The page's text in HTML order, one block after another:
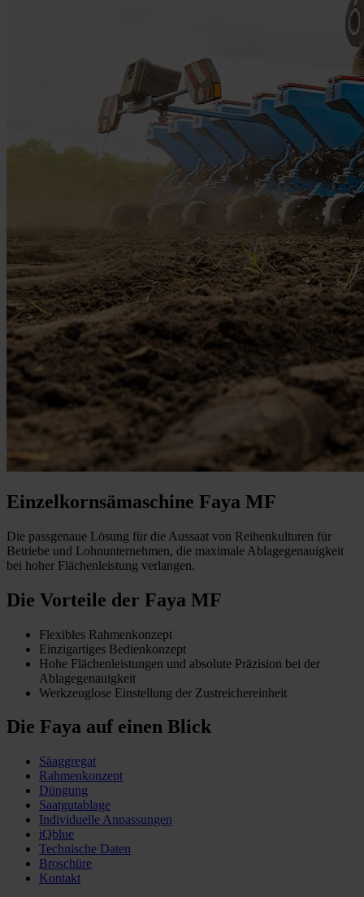
Einzelkornsämaschine Faya MF
Die passgenaue Lösung für die Aussaat von Reihenkulturen für
Betriebe und Lohnunternehmen, die maximale Ablagegenauigkeit
bei hoher Flächenleistung verlangen.
Die Vorteile der Faya MF
Flexibles Rahmenkonzept
Einzigartiges Bedienkonzept
Hohe Flächenleistungen und absolute Präzision bei der
Ablagegenauigkeit
Werkzeuglose Einstellung der Zustreichereinheit
Die Faya auf einen Blick
Säaggregat
Rahmenkonzept
Düngung
Saatgutablage
Individuelle Anpassungen
iQblue
Technische Daten
Broschüre
Kontakt